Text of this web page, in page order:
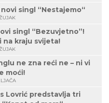
singl “Nestajemo“
singl “Bezuvjetno”!
na kraju svijeta!
ne zna reći ne – ni vi
moći!
Lovrić predstavlja tri